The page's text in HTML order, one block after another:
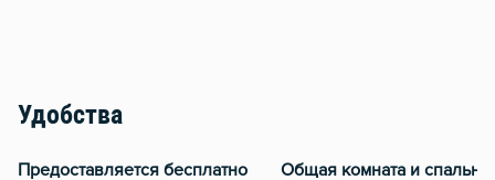
Удобства
Предоставляется бесплатно Общая комната и спальня